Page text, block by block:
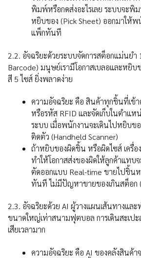
พิมพ์หรือกดส่งอะไรเลย ระบบจะพิ
หยิบของ (Pick Sheet) ออกมาให้
แพ็กทันที
2.2. อัจฉริยะด้วยระบบจัดการสต็อกแม่นยำ
Barcode) มนุษย์เรามีโอกาสเบลอและหยิบ
สี 5 ไซส์ ยิ่งพลาดง่าย
ความอัจฉริยะ คือ สินค้าทุกชิ้นที่เข้า
หรือรหัส RFID และจัดเก็บในตำแห
ระบบ เมื่อพนักงานจะเดินไปหยิบขอ
ติดตัว (Handheld Scanner)
ถ้าหยิบของผิดชิ้น หรือผิดไซส์ เครื่อ
ทำให้โอกาสส่งของผิดให้ลูกค้าแทบ
ตัดออกแบบ Real-time ขายไปชิ้น
ทันที ไม่มีปัญหาขายของเกินสต็อก
2.3. อัจฉริยะด้วย AI ผู้วางแผนเส้นทางแล
ขนาดใหญ่เท่าสนามฟุตบอล การเดินสะเป
เสียเวลามาก
ความอัจฉริยะ คือ AI ของคลังสินค้า